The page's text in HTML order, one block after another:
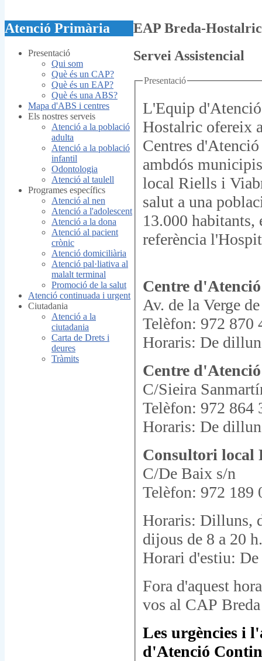
EAP Breda-Hostalric
Servei Assistencial
Presentació
L'Equip
Hostalric ofereix
Centres
ambdós
local Riells i
salut a una
13.000 habitants,
referència
Centre
Av. de la Verge
Telèfon: 972 870
Horaris: De
Centre
C/Sieira
Telèfon: 972 864
Horaris: De
Consultori local
C/De Baix s/n
Telèfon: 972 189
Horaris: Dilluns,
dijous de 8 a 20 h.
Horari d'estiu:
Fora d'aquest
vos al CAP
Les urgències i
d'Atenció
Atenció Primària
Presentació
Qui som
Què és un CAP?
Què és un EAP?
Què és una ABS?
Mapa d'ABS i centres
Els nostres serveis
Atenció a la població
adulta
Atenció a la població
infantil
Odontologia
Atenció al taulell
Programes específics
Atenció al nen
Atenció a l'adolescent
Atenció a la dona
Atenció al pacient
crònic
Atenció domiciliària
Atenció pal·liativa al
malalt terminal
Promoció de la salut
Atenció continuada i urgent
Ciutadania
Atenció a la
ciutadania
Carta de Drets i
deures
Tràmits